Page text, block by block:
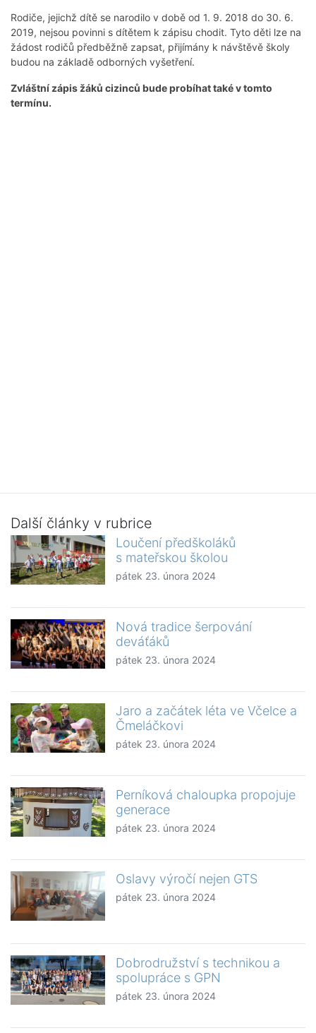
Rodiče, jejichž dítě se narodilo v době od 1. 9. 2018 do 30. 6.
2019, nejsou povinni s dítětem k zápisu chodit. Tyto děti lze na
žádost rodičů předběžně zapsat, přijímány k návštěvě školy
budou na základě odborných vyšetření.
Zvláštní zápis žáků cizinců bude probíhat také v tomto
termínu.
Další články v rubrice
Loučení předškoláků
s mateřskou školou
pátek 23. února 2024
Nová tradice šerpování
deváťáků
pátek 23. února 2024
Jaro a začátek léta ve Včelce a
Čmeláčkovi
pátek 23. února 2024
Perníková chaloupka propojuje
generace
pátek 23. února 2024
Oslavy výročí nejen GTS
pátek 23. února 2024
Dobrodružství s technikou a
spolupráce s GPN
pátek 23. února 2024